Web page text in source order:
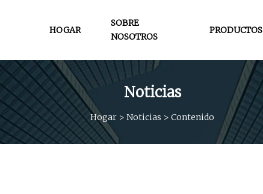
HOGAR
SOBRE
NOSOTROS
PRODUCTOS
Noticias
Hogar > Noticias > Contenido